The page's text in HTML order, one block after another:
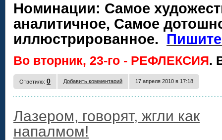
Номинации: Самое
аналитичное, Самое
иллюстрированное.
Во вторник, 23-го - РЕФЛЕКСИЯ.
Ответило: 0 Добавить комментарий 17 апреля 2010 в 17:18
Лазером, говорят, жгли как
напалмом!